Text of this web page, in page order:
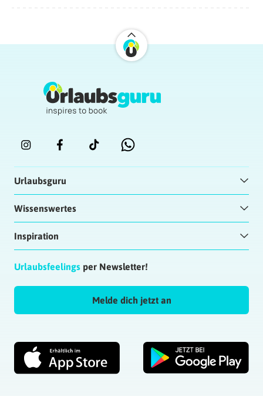
Urlaubsguru
Wissenswertes
Inspiration
Urlaubsfeelings per Newsletter!
Melde dich jetzt an